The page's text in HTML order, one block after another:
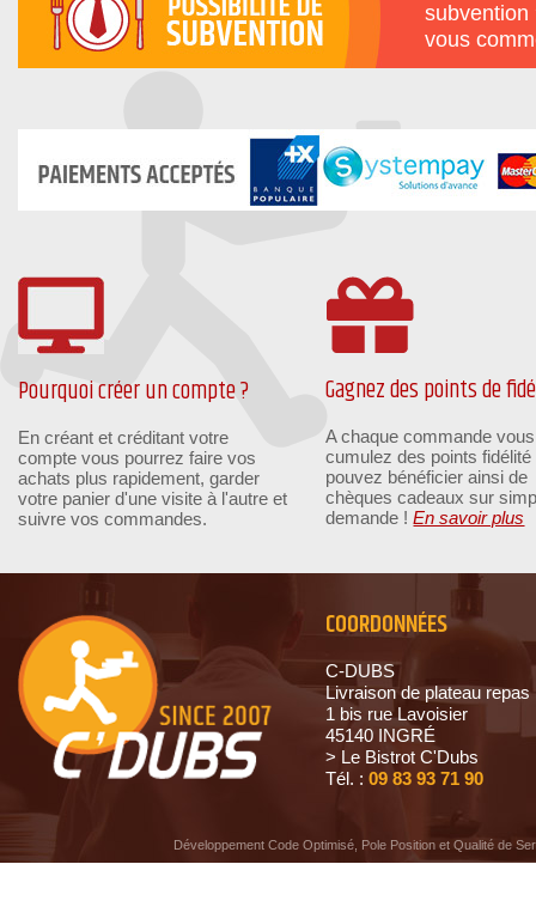
subvention
vous
Pourquoi créer un compte ?
En créant et créditant votre
compte vous pourrez faire vos
achats plus rapidement, garder
votre panier d'une visite à l'autre et
suivre vos commandes.
Gagnez des points de
A chaque commande vous
cumulez des points
pouvez bénéficier ainsi de
chèques cadeaux sur
demande !En savoir plus
COORDONNÉES
C-DUBS
Livraison de plateau repas
1 bis rue Lavoisier
45140 INGRÉ
> Le Bistrot C'Dubs
Tél. :09 83 93 71 90
Développement Code Optimisé, Pole Position et Qualité de